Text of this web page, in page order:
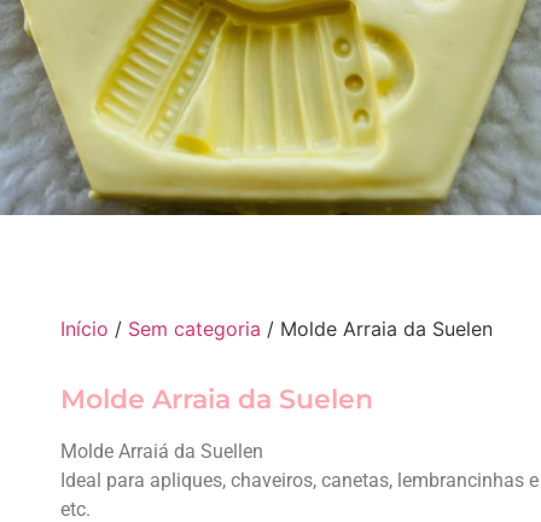
Início / Sem categoria / Molde Arraia da Suelen
Molde Arraia da Suelen
Molde Arraiá da Suellen
Ideal para apliques, chaveiros, canetas, lembrancinhas e
etc.